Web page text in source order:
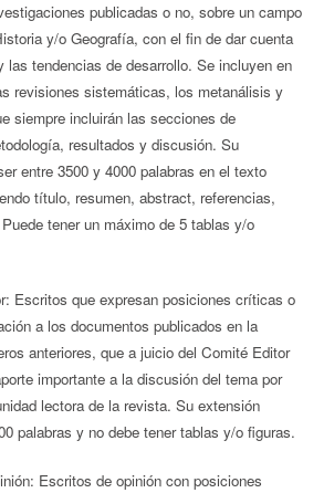
publicadas o no, sobre un campo
y/o Geografía, con el fin de dar cuenta
las tendencias de desarrollo. Se incluyen en
revisiones sistemáticas, los metanálisis y
siempre incluirán las secciones de
resultados y discusión. Su
entre 3500 y 4000 palabras en el texto
título, resumen, abstract, referencias,
tener un máximo de 5 tablas y/o
Escritos que expresan posiciones críticas o
a los documentos publicados en la
anteriores, que a juicio del Comité Editor
importante a la discusión del tema por
lectora de la revista. Su extensión
palabras y no debe tener tablas y/o figuras.
Escritos de opinión con posiciones